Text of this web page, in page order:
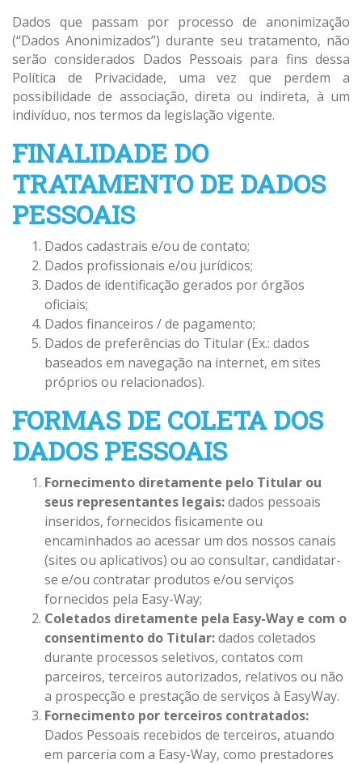
Dados que passam por processo de anonimização
(“Dados Anonimizados”) durante seu tratamento, não
serão considerados Dados Pessoais para fins dessa
Política de Privacidade, uma vez que perdem a
possibilidade de associação, direta ou indireta, à um
indivíduo, nos termos da legislação vigente.
FINALIDADE DO
TRATAMENTO DE DADOS
PESSOAIS
Dados cadastrais e/ou de contato;
Dados profissionais e/ou jurídicos;
Dados de identificação gerados por órgãos
oficiais;
Dados financeiros / de pagamento;
Dados de preferências do Titular (Ex.: dados
baseados em navegação na internet, em sites
próprios ou relacionados).
FORMAS DE COLETA DOS
DADOS PESSOAIS
Fornecimento diretamente pelo Titular ou
seus representantes legais:dados pessoais
inseridos, fornecidos fisicamente ou
encaminhados ao acessar um dos nossos canais
(sites ou aplicativos) ou ao consultar, candidatar-
se e/ou contratar produtos e/ou serviços
fornecidos pela Easy-Way;
Coletados diretamente pela Easy-Way e com o
consentimento do Titular:dados coletados
durante processos seletivos, contatos com
parceiros, terceiros autorizados, relativos ou não
a prospecção e prestação de serviços à EasyWay.
Fornecimento por terceiros contratados:
Dados Pessoais recebidos de terceiros, atuando
em parceria com a Easy-Way, como prestadores